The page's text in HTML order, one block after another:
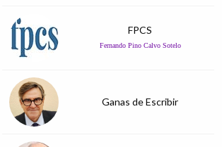
FPCS
Fernando Pino Calvo Sotelo
Ganas de Escribir